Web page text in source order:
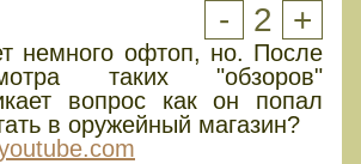
- 2 +
немного офтоп, но. После
таких "обзоров"
вопрос как он попал
в оружейный магазин?